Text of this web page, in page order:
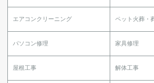
エアコンクリーニング ペット火葬・
パソコン修理 家具修理
屋根工事 解体工事